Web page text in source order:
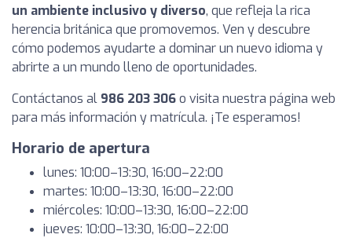
un ambiente inclusivo y diverso, que refleja la rica
herencia británica que promovemos. Ven y descubre
cómo podemos ayudarte a dominar un nuevo idioma y
abrirte a un mundo lleno de oportunidades.
Contáctanos al 986 203 306o visita nuestra página web
para más información y matrícula. ¡Te esperamos!
Horario de apertura
lunes: 10:00–13:30, 16:00–22:00
martes: 10:00–13:30, 16:00–22:00
miércoles: 10:00–13:30, 16:00–22:00
jueves: 10:00–13:30, 16:00–22:00